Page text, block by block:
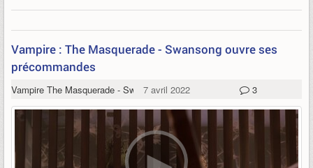
Vampire : The Masquerade - Swansong ouvre ses
précommandes
Vampire The Masquerade - Swansong7 avril 2022 3